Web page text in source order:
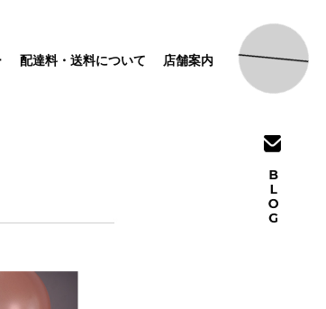
配達料・送料について 店舗案内